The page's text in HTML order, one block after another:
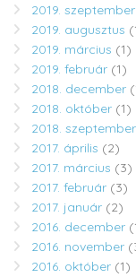
2019. szeptember
2019. augusztus
2019. március (1)
2019. február (1)
2018. december
2018. október (1)
2018. szeptember
2017. április (2)
2017. március (3)
2017. február (3)
2017. január (2)
2016. december
2016. november
2016. október (1)